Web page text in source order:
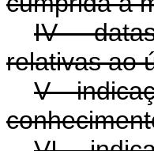
IV -
relativas ao
V -